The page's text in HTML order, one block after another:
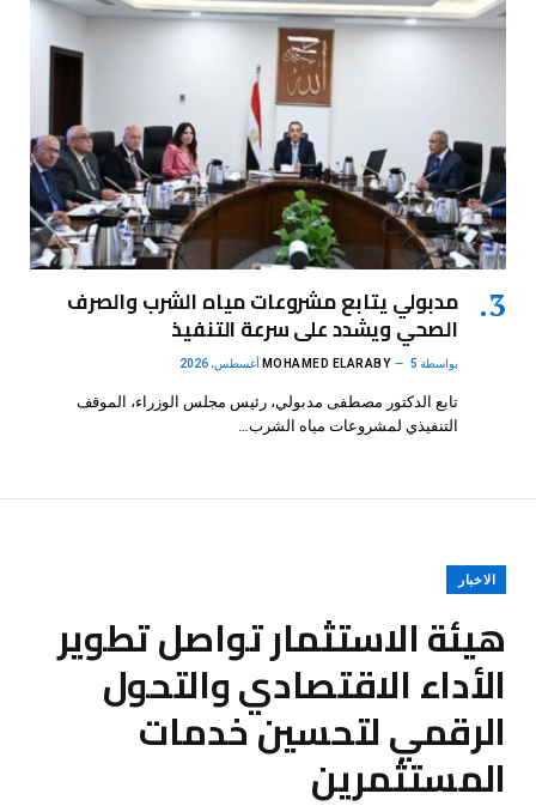
مدبولي يتابع مشروعات مياه الشرب والصرف
الصحي ويشدد على سرعة التنفيذ
بواسطة MOHAMED ELARABY 5 أغسطس، 2026
تابع الدكتور مصطفى مدبولي، رئيس مجلس الوزراء، الموقف
التنفيذي لمشروعات مياه الشرب…
الاخبار
هيئة الاستثمار تواصل تطوير
الأداء الاقتصادي والتحول
الرقمي لتحسين خدمات
المستثمرين